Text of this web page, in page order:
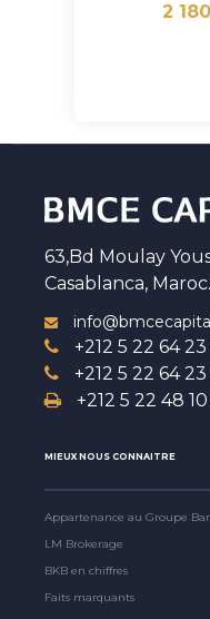
2
63,Bd Moulay
Casablanca, Maroc.
+212 5 22 64 23
+212 5 22 64
+212 5 22 48
MIEUX NOUS CONNAITRE
Appartenance au Groupe
LM Brokerage
BKB en chiffres
Faits marquants